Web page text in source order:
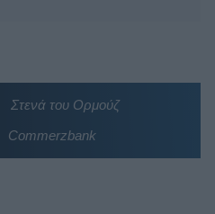
Στενά του Ορμούζ
Commerzbank